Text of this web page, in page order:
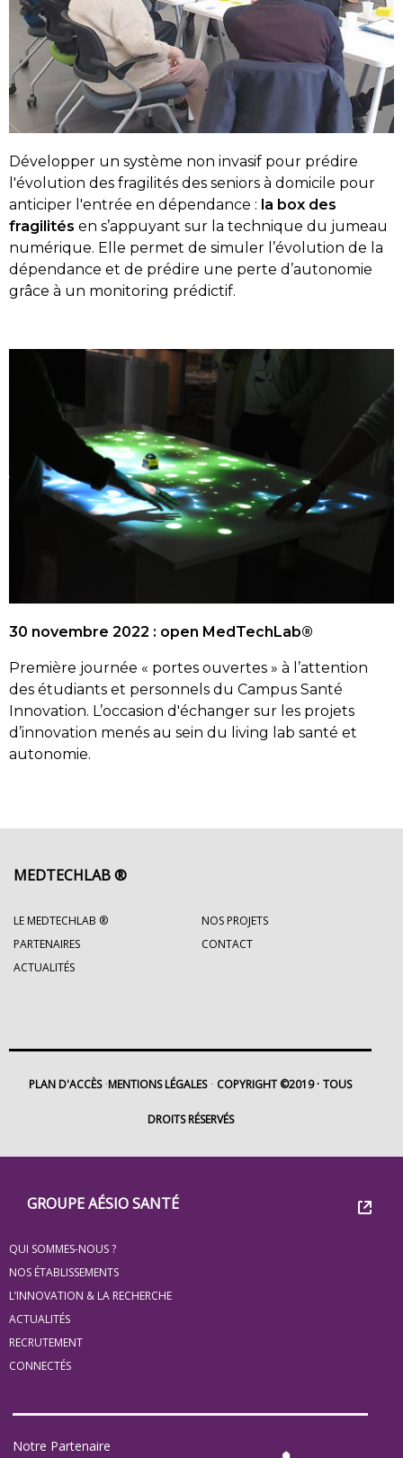
Développer un système non invasif pour prédire
l'évolution des fragilités des seniors à domicile pour
anticiper l'entrée en dépendance : la box des
fragilités en s’appuyant sur la technique du jumeau
numérique. Elle permet de simuler l’évolution de la
dépendance et de prédire une perte d’autonomie
grâce à un monitoring prédictif.
30 novembre 2022 : open MedTechLab®
Première journée « portes ouvertes » à l’attention
des étudiants et personnels du Campus Santé
Innovation. L’occasion d'échanger sur les projets
d’innovation menés au sein du living lab santé et
autonomie.
Groupe
Eovi
pour
les
minis
site
GROUPE AÉSIO SANTÉ
QUI SOMMES-NOUS ?
NOS ÉTABLISSEMENTS
L’INNOVATION & LA RECHERCHE
ACTUALITÉS
RECRUTEMENT
CONNECTÉS
Notre Partenaire
MEDTECHLAB ®
LE MEDTECHLAB ®
NOS PROJETS
PARTENAIRES
CONTACT
ACTUALITÉS
PLAN D'ACCÈS MENTIONS LÉGALES COPYRIGHT ©2019 TOUS
DROITS RÉSERVÉS